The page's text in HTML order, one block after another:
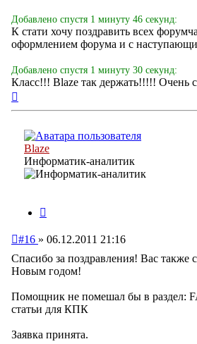
Добавлено спустя 1 минуту 46 секунд:
К стати хочу поздравить всех
оформлением форума и с
Добавлено спустя 1 минуту 30 секунд:
Класс!!! Blaze так держать!!!!! Очень
Blaze
Информатик-аналитик
Непрочитанное
#16 » 06.12.2011 21:16
Спасибо за поздравления! Вас также
Новым годом!
Помощник не помешал бы в раздел:
статьи для КПК
Заявка принята.